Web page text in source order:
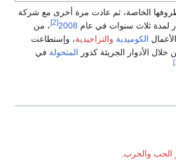
ظروفها الخاصة، ثم عادت مرة أخرى مع شركة
لمدة ثلاث سنوات في عام 2008
[2]
، من
الكوميدية والتراجيدية، وإستطاعت
خلال الأدوار الجريئة كدور المتحولة في
الحب والحرب